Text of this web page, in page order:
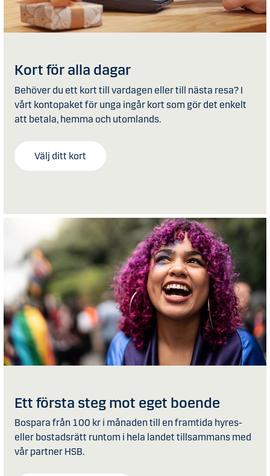
Kort för alla dagar
Behöver du ett kort till vardagen eller till nästa resa? I
vårt kontopaket för unga ingår kort som gör det enkelt
att betala, hemma och utomlands.
Välj ditt kort
Ett första steg mot eget boende
Bospara från 100 kr i månaden till en framtida hyres-
eller bostadsrätt runtom i hela landet tillsammans med
vår partner HSB.